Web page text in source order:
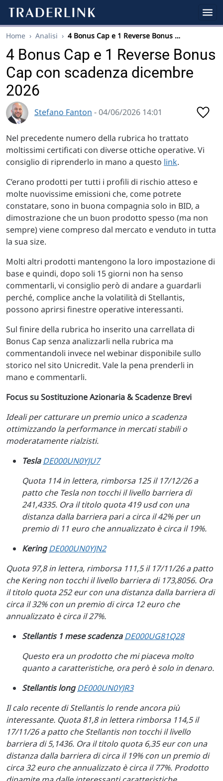
Home › Analisi › 4 Bonus Cap e 1 Reverse Bonus …
4 Bonus Cap e 1 Reverse Bonus
Cap con scadenza dicembre
2026
Stefano Fanton - 04/06/2026 14:01
Nel precedente numero della rubrica ho trattato
moltissimi certificati con diverse ottiche operative. Vi
consiglio di riprenderlo in mano a questo link.
C’erano prodotti per tutti i profili di rischio atteso e
molte nuovissime emissioni che, come potrete
constatare, sono in buona compagnia solo in BID, a
dimostrazione che un buon prodotto spesso (ma non
sempre) viene compreso dal mercato e venduto in tutta
la sua size.
Molti altri prodotti mantengono la loro impostazione di
base e quindi, dopo soli 15 giorni non ha senso
commentarli, vi consiglio però di andare a guardarli
perché, complice anche la volatilità di Stellantis,
possono aprirsi finestre operative interessanti.
Sul finire della rubrica ho inserito una carrellata di
Bonus Cap senza analizzarli nella rubrica ma
commentandoli invece nel webinar disponibile sullo
storico nel sito Unicredit. Vale la pena prenderli in
mano e commentarli.
Focus su Sostituzione Azionaria & Scadenze Brevi
Ideali per catturare un premio unico a scadenza
ottimizzando la performance in mercati stabili o
moderatamente rialzisti.
TeslaDE000UN0YJU7
Quota 114 in lettera, rimborsa 125 il 17/12/26 a
patto che Tesla non tocchi il livello barriera di
241,4335. Ora il titolo quota 419 usd con una
distanza dalla barriera pari a circa il 42% per un
premio di 11 euro che annualizzato è circa il 19%.
Kering DE000UN0YJN2
Quota 97,8 in lettera, rimborsa 111,5 il 17/11/26 a patto
che Kering non tocchi il livello barriera di 173,8056. Ora
il titolo quota 252 eur con una distanza dalla barriera di
circa il 32% con un premio di circa 12 euro che
annualizzato è circa il 27%.
Stellantis 1 mese scadenzaDE000UG81Q28
Questo era un prodotto che mi piaceva molto
quanto a caratteristiche, ora però è solo in denaro.
Stellantis long DE000UN0YJR3
Il calo recente di Stellantis lo rende ancora più
interessante. Quota 81,8 in lettera rimborsa 114,5 il
17/11/26 a patto che Stellantis non tocchi il livello
barriera di 5,1436. Ora il titolo quota 6,35 eur con una
distanza dalla barriera di circa il 19% con un premio di
circa 32 euro che annualizzato è circa il 77%. Prodotto